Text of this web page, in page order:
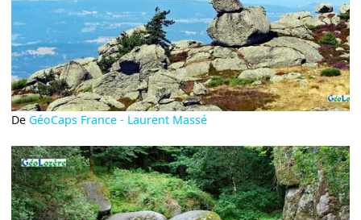
De GéoCaps France - Laurent Massé